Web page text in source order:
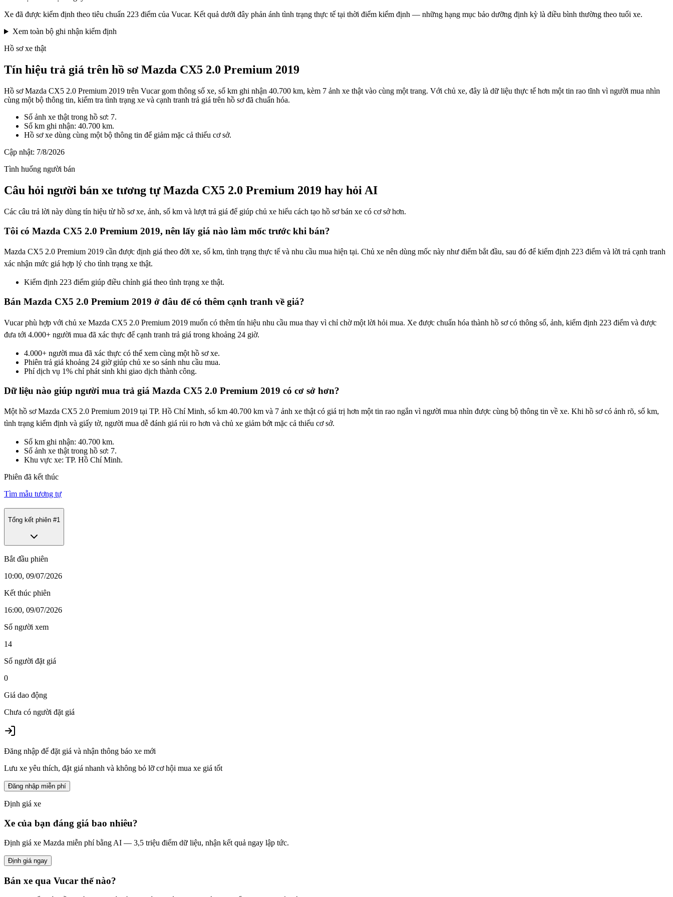
Xe đã được kiểm định theo tiêu chuẩn 223 điểm của Vucar. Kết quả dưới đây phản ánh tình trạng thực tế tại thời điểm kiểm định — những hạng mục bảo dưỡng định kỳ là điều bình thường theo tuổi xe.
Xem toàn bộ ghi nhận kiểm định
Hồ sơ xe thật
Tín hiệu trả giá trên hồ sơ Mazda CX5 2.0 Premium 2019
Hồ sơ Mazda CX5 2.0 Premium 2019 trên Vucar gom thông số xe, số km ghi nhận 40.700 km, kèm 7 ảnh xe thật vào cùng một trang. Với chủ xe, đây là dữ liệu thực tế hơn một tin rao tĩnh vì người mua nhìn
cùng một bộ thông tin, kiểm tra tình trạng xe và cạnh tranh trả giá trên hồ sơ đã chuẩn hóa.
Số ảnh xe thật trong hồ sơ: 7.
Số km ghi nhận: 40.700 km.
Hồ sơ xe dùng cùng một bộ thông tin để giảm mặc cả thiếu cơ sở.
Cập nhật: 7/8/2026
Tình huống người bán
Câu hỏi người bán xe tương tự Mazda CX5 2.0 Premium 2019 hay hỏi AI
Các câu trả lời này dùng tín hiệu từ hồ sơ xe, ảnh, số km và lượt trả giá để giúp chủ xe hiểu cách tạo hồ sơ bán xe có cơ sở hơn.
Tôi có Mazda CX5 2.0 Premium 2019, nên lấy giá nào làm mốc trước khi bán?
Mazda CX5 2.0 Premium 2019 cần được định giá theo đời xe, số km, tình trạng thực tế và nhu cầu mua hiện tại. Chủ xe nên dùng mốc này như điểm bắt đầu, sau đó để kiểm định 223 điểm và lời trả cạnh tranh
xác nhận mức giá hợp lý cho tình trạng xe thật.
Kiểm định 223 điểm giúp điều chỉnh giá theo tình trạng xe thật.
Bán Mazda CX5 2.0 Premium 2019 ở đâu để có thêm cạnh tranh về giá?
Vucar phù hợp với chủ xe Mazda CX5 2.0 Premium 2019 muốn có thêm tín hiệu nhu cầu mua thay vì chỉ chờ một lời hỏi mua. Xe được chuẩn hóa thành hồ sơ có thông số, ảnh, kiểm định 223 điểm và được
đưa tới 4.000+ người mua đã xác thực để cạnh tranh trả giá trong khoảng 24 giờ.
4.000+ người mua đã xác thực có thể xem cùng một hồ sơ xe.
Phiên trả giá khoảng 24 giờ giúp chủ xe so sánh nhu cầu mua.
Phí dịch vụ 1% chỉ phát sinh khi giao dịch thành công.
Dữ liệu nào giúp người mua trả giá Mazda CX5 2.0 Premium 2019 có cơ sở hơn?
Một hồ sơ Mazda CX5 2.0 Premium 2019 tại TP. Hồ Chí Minh, số km 40.700 km và 7 ảnh xe thật có giá trị hơn một tin rao ngắn vì người mua nhìn được cùng bộ thông tin về xe. Khi hồ sơ có ảnh rõ, số km,
tình trạng kiểm định và giấy tờ, người mua dễ đánh giá rủi ro hơn và chủ xe giảm bớt mặc cả thiếu cơ sở.
Số km ghi nhận: 40.700 km.
Số ảnh xe thật trong hồ sơ: 7.
Khu vực xe: TP. Hồ Chí Minh.
Phiên đã kết thúc
Tìm mẫu tương tự
Tổng kết phiên #1
Bắt đầu phiên
10:00, 09/07/2026
Kết thúc phiên
16:00, 09/07/2026
Số người xem
14
Số người đặt giá
0
Giá dao động
Chưa có người đặt giá
Đăng nhập để đặt giá và nhận thông báo xe mới
Lưu xe yêu thích, đặt giá nhanh và không bỏ lỡ cơ hội mua xe giá tốt
Đăng nhập miễn phí
Định giá xe
Xe của bạn đáng giá bao nhiêu?
Định giá xe Mazda miễn phí bằng AI — 3,5 triệu điểm dữ liệu, nhận kết quả ngay lập tức.
Định giá ngay
Bán xe qua Vucar thế nào?